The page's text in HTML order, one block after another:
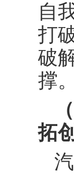
自
打
破
撑。
拓